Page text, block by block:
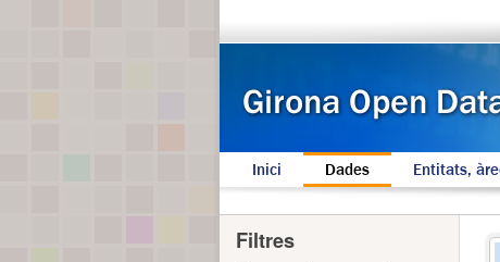
Inici Dades Entitats,
Filtres